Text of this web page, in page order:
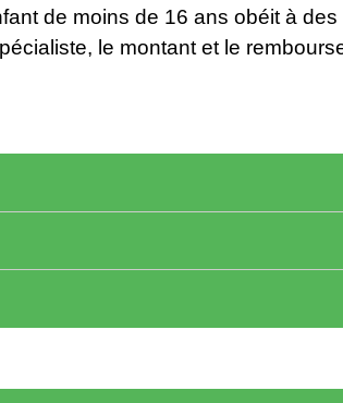
de moins de 16 ans obéit à
le montant et le